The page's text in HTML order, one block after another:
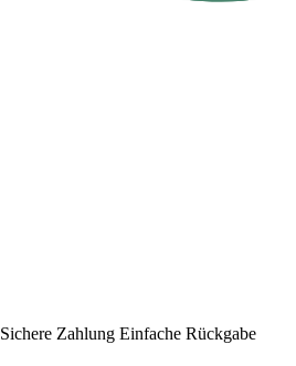
Sichere Zahlung Einfache Rückgabe